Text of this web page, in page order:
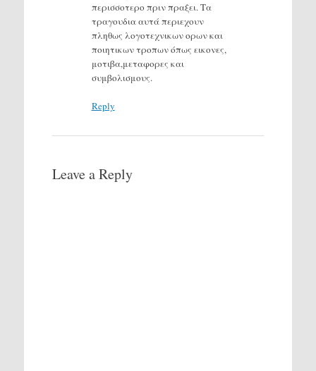
περισσοτερο πριν πραξει. Τα
τραγουδια αυτά περιεχουν
πληθως λογοτεχνικων ορων και
ποιητικων τροπων όπως εικονες,
μοτιβα,μεταφορες και
συμβολισμους.
Reply
Leave a Reply